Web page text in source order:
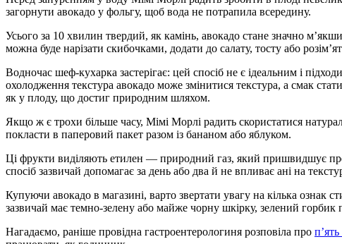
загорнути авокадо у фольгу, щоб вода не потрапила всередину.
Усього за 10 хвилин твердий, як камінь, авокадо стане значно
можна буде нарізати скибочками, додати до салату, тосту або
Водночас шеф-кухарка застерігає: цей спосіб не є ідеальним і
охолодження текстура авокадо може змінитися текстура, а смак
як у плоду, що достиг природним шляхом.
Якщо ж є трохи більше часу, Мімі Морлі радить скористатися
покласти в паперовий пакет разом із бананом або яблуком.
Ці фрукти виділяють етилен — природний газ, який пришвидшує
спосіб зазвичай допомагає за день або два й не впливає ані на
Купуючи авокадо в магазині, варто звертати увагу на кілька ознак
зазвичай має темно-зелену або майже чорну шкірку, зелений
Нагадаємо, раніше провідна гастроентерологиня розповіла про